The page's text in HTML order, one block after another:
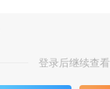
登录后继续查看